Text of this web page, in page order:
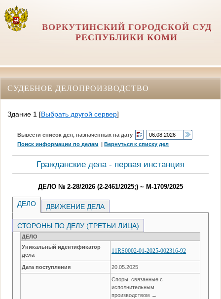
ВОРКУТИНСКИЙ ГОРОДСКОЙ СУД
РЕСПУБЛИКИ КОМИ
СУДЕБНОЕ ДЕЛОПРОИЗВОДСТВО
Здание 1 [Выбрать другой сервер]
Вывести список дел, назначенных на дату
Поиск информации по делам |Вернуться к списку дел
Гражданские дела - первая инстанция
ДЕЛО № 2-28/2026 (2-2461/2025;) ~ М-1709/2025
ДЕЛО ДВИЖЕНИЕ ДЕЛА
СТОРОНЫ ПО ДЕЛУ (ТРЕТЬИ ЛИЦА)
ДЕЛО
Уникальный идентификатор
дела
11RS0002-01-2025-002316-92
Дата поступления 20.05.2025
Споры, связанные с
исполнительным
производством →